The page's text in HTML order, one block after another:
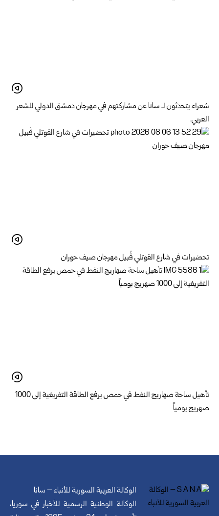
شعراء يتحدثون لـ سانا عن مشاركتهم في مهرجان دمشق الدولي للشعر
العربي.
تحضيرات في شارع القوتلي قُبيل مهرجان صيف حوران
تأهيل ساحة صهاريج النفط في حمص يرفع الطاقة التفريغية إلى 1000
صهريج يومياً
الوكالة العربية السورية للأنباء – سانا
الوكالة الوطنية الرسمية للأخبار في سوريا،